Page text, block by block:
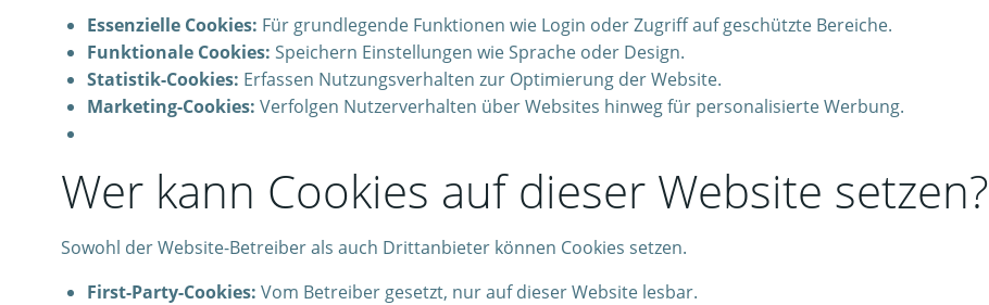
Essenzielle Cookies: Für grundlegende Funktionen wie Login oder Zugriff auf geschützte Bereiche.
Funktionale Cookies: Speichern Einstellungen wie Sprache oder Design.
Statistik-Cookies: Erfassen Nutzungsverhalten zur Optimierung der Website.
Marketing-Cookies: Verfolgen Nutzerverhalten über Websites hinweg für personalisierte Werbung.
Wer kann Cookies auf dieser Website setzen?
Sowohl der Website-Betreiber als auch Drittanbieter können Cookies setzen.
First-Party-Cookies: Vom Betreiber gesetzt, nur auf dieser Website lesbar.